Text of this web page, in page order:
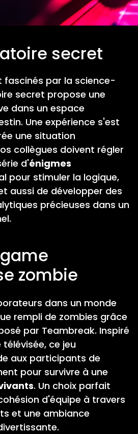
secret
fascinés par la science-
secret propose une
dans un espace
Une expérience s'est
une situation
collègues doivent régler
d'énigmes
pour stimuler la logique,
aussi de développer des
précieuses dans un
zombie
dans un monde
rempli de zombies grâce
par Teambreak. Inspiré
ce jeu
aux participants de
pour survivre à une
. Un choix parfait
d'équipe à travers
et une ambiance